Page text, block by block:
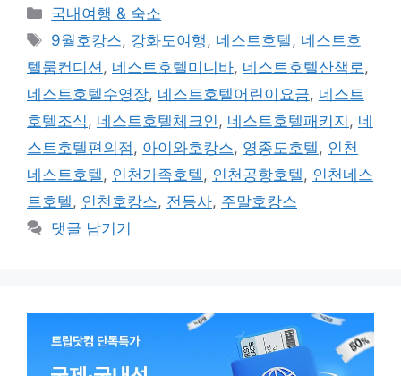
카
테
리
국내여행 & 숙소
태
그
9월호캉스, 강화도여행, 네스트호텔, 네스트호
텔룸컨디션, 네스트호텔미니바, 네스트호텔산책로,
네스트호텔수영장, 네스트호텔어린이요금, 네스트
호텔조식, 네스트호텔체크인, 네스트호텔패키지 , 네
스트호텔편의점, 아이와호캉스, 영종도호텔, 인천
네스트호텔, 인천가족호텔, 인천공항호텔, 인천네스
트호텔, 인천호캉스, 전등사, 주말호캉스
댓글 남기기